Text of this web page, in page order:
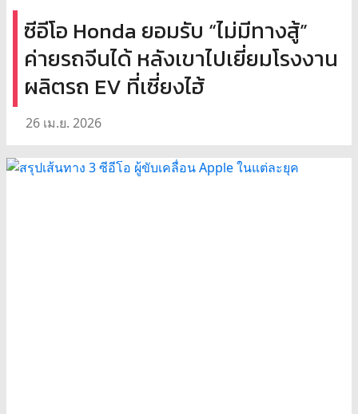
ซีอีโอ Honda ยอมรับ “ไม่มีทางสู้”
ค่ายรถจีนได้ หลังเขาไปเยี่ยมโรงงาน
ผลิตรถ EV ที่เซี่ยงไฮ้
26 เม.ย. 2026